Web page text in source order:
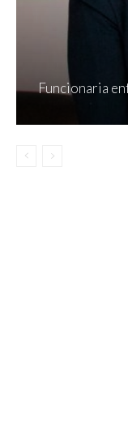
Funcionaria